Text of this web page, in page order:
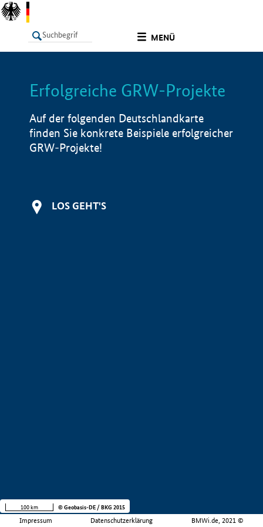
MENÜ
LISTE Info
Erfolgreiche GRW-Projekte
Auf der folgenden Deutschlandkarte
finden Sie konkrete Beispiele erfolgreicher
GRW-Projekte!
LOS GEHT'S
Impressum Datenschutzerklärung BMWi.de, 2021 ©
100 km © Geobasis-DE / BKG 2015